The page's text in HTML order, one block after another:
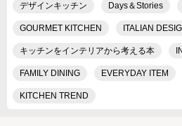
デザインキッチン Days＆Stories
GOURMET KITCHEN ITALIAN
キッチンをインテリアから考える本
FAMILY DINING EVERYDAY ITEM
KITCHEN TREND